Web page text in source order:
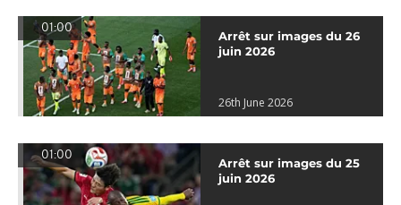
01:00
Arrêt sur images du 26
juin 2026
26th June 2026
01:00
Arrêt sur images du 25
juin 2026